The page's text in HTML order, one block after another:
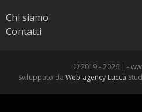
Chi siamo
Contatti
© 2019 -2026 | -
Sviluppato da Web agency Lucca